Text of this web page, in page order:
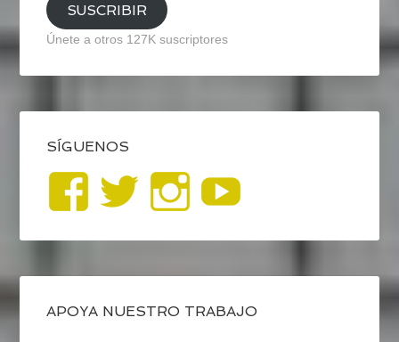
SUSCRIBIR
Únete a otros 127K suscriptores
SÍGUENOS
Ver
perfil
de
blogrecursosep
Ver
perfil
de
recursosep
Ver
perfil
de
recursosep
APOYA NUESTRO TRABAJO